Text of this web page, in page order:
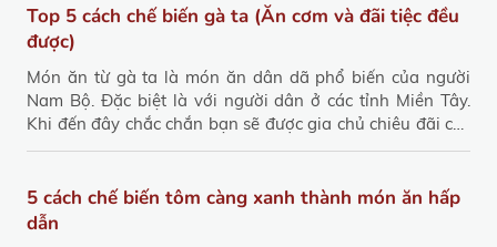
muốn chia sẻ thêm những thông tin liên quan và cách
chế biến món ngon từ Cá Bông Lau. Anh chị yêu thích
vào bếp có thể trổ tài thực hiện cho người thân cùng
thưởng thức.
Top 5 cách chế biến gà ta (Ăn cơm và đãi tiệc đều
được)
Món ăn từ gà ta là món ăn dân dã phổ biến của người
Nam Bộ. Đặc biệt là với người dân ở các tỉnh Miền Tây.
Khi đến đây chắc chắn bạn sẽ được gia chủ chiêu đãi các
món ăn từ gà ta. Vì gà thả vườn được người dân nuôi tại
luôn được hiện diện. Tại Phan Thiết gà ta vẫn là món
thông dụng của mỗi gia đình. Thớ thịt dai, thơm của gà ta
5 cách chế biến tôm càng xanh thành món ăn hấp
dẫn